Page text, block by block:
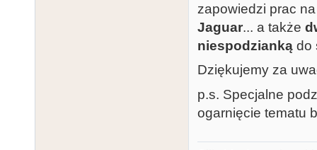
zapowiedzi prac
Jaguar... a także
niespodzianką do
Dziękujemy za
p.s. Specjalne
ogarnięcie tematu